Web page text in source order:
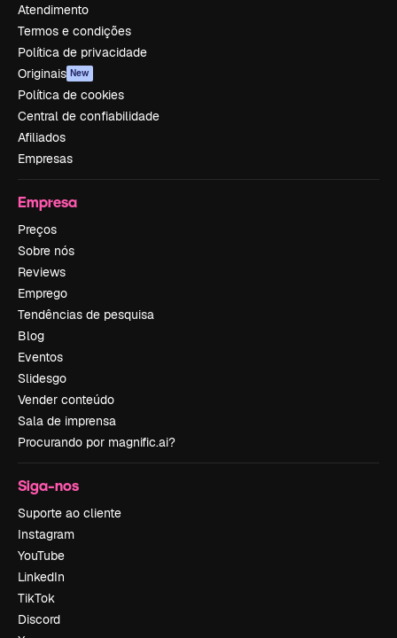
Atendimento
Termos e condições
Política de privacidade
Originais New
Política de cookies
Central de confiabilidade
Afiliados
Empresas
Empresa
Preços
Sobre nós
Reviews
Emprego
Tendências de pesquisa
Blog
Eventos
Slidesgo
Vender conteúdo
Sala de imprensa
Procurando por magnific.ai?
Siga-nos
Suporte ao cliente
Instagram
YouTube
LinkedIn
TikTok
Discord